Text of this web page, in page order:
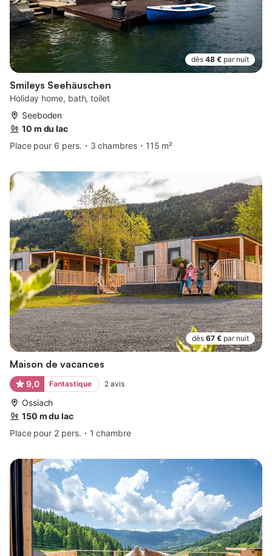
dès 48 € par nuit
Smileys Seehäuschen
Holiday home, bath, toilet
Seeboden
10 m du lac
Place pour 6 pers.
3 chambres 115 m²
dès 67 € par nuit
Maison de vacances
9,0 Fantastique 2 avis
Ossiach
150 m du lac
Place pour 2 pers.
1 chambre